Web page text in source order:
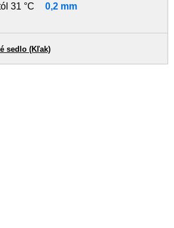
31 °C 0,2 mm
sedlo (Kľak)